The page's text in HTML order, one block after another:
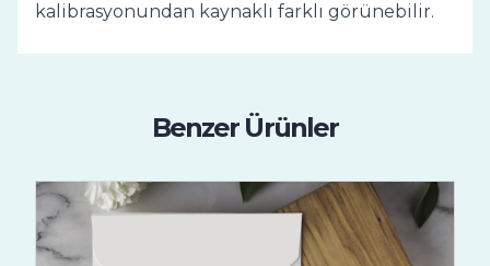
kalibrasyonundan kaynaklı farklı görünebilir.
Benzer Ürünler